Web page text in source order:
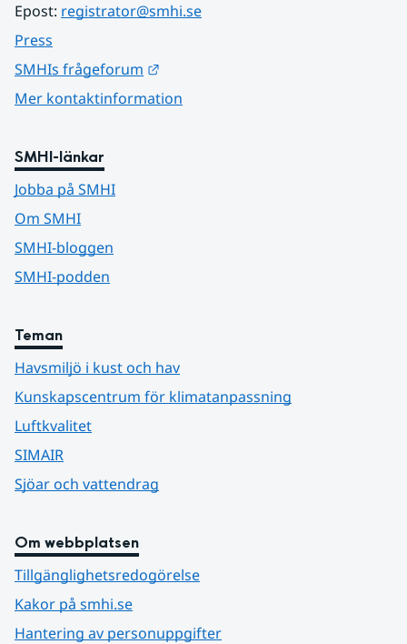
Epost: registrator@smhi.se
Press
SMHIs frågeforum
Mer kontaktinformation
SMHI-länkar
Jobba på SMHI
Om SMHI
SMHI-bloggen
SMHI-podden
Teman
Havsmiljö i kust och hav
Kunskapscentrum för klimatanpassning
Luftkvalitet
SIMAIR
Sjöar och vattendrag
Om webbplatsen
Tillgänglighetsredogörelse
Kakor på smhi.se
Hantering av personuppgifter